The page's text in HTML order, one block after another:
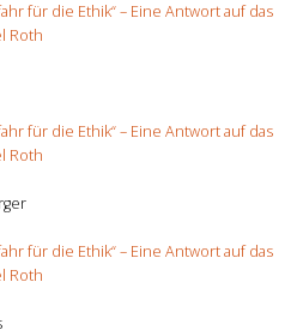
für die Ethik“ – Eine Antwort auf das
Roth
für die Ethik“ – Eine Antwort auf das
Roth
für die Ethik“ – Eine Antwort auf das
Roth